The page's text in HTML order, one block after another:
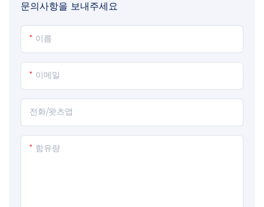
문의사항을 보내주세요
이름
이메일
전화/왓츠앱
함유량